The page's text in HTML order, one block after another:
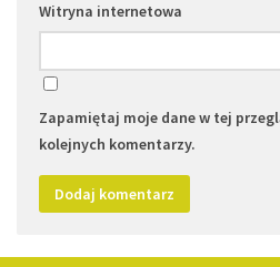
Witryna internetowa
Zapamiętaj moje dane w tej
kolejnych komentarzy.